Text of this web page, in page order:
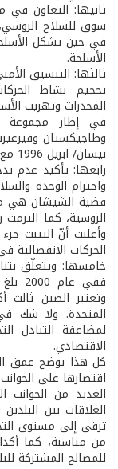
ثانيها: التعاون في
الأسلحة.
ثالثها: التنسيق
تحجيم نشاط
المخدرات وتهريب
في إطار مجموعة
وطاجيكستان
نيسان/ ابريل 1996 مع توقيع معاهدة أمنية بين الدول الخمس.
رابعها: تأكيد عدم
واحترام الوحدة
قضية الشيشان هي
الروسية، كما
وأعلنت أنّ التيبت
الحركات
خامسها: ويتعلّق
وتعتبر الصين ثالث
المتحدة. ولا شك في
لمضاعفة التبادل
الاقتصادي.
كل هذا يوضح عمق
اقتصارها على
العديد من الجوانب
العلاقات بين
ترقى إلى مستوى
من مناسبة، كما
للمصالح المشتركة